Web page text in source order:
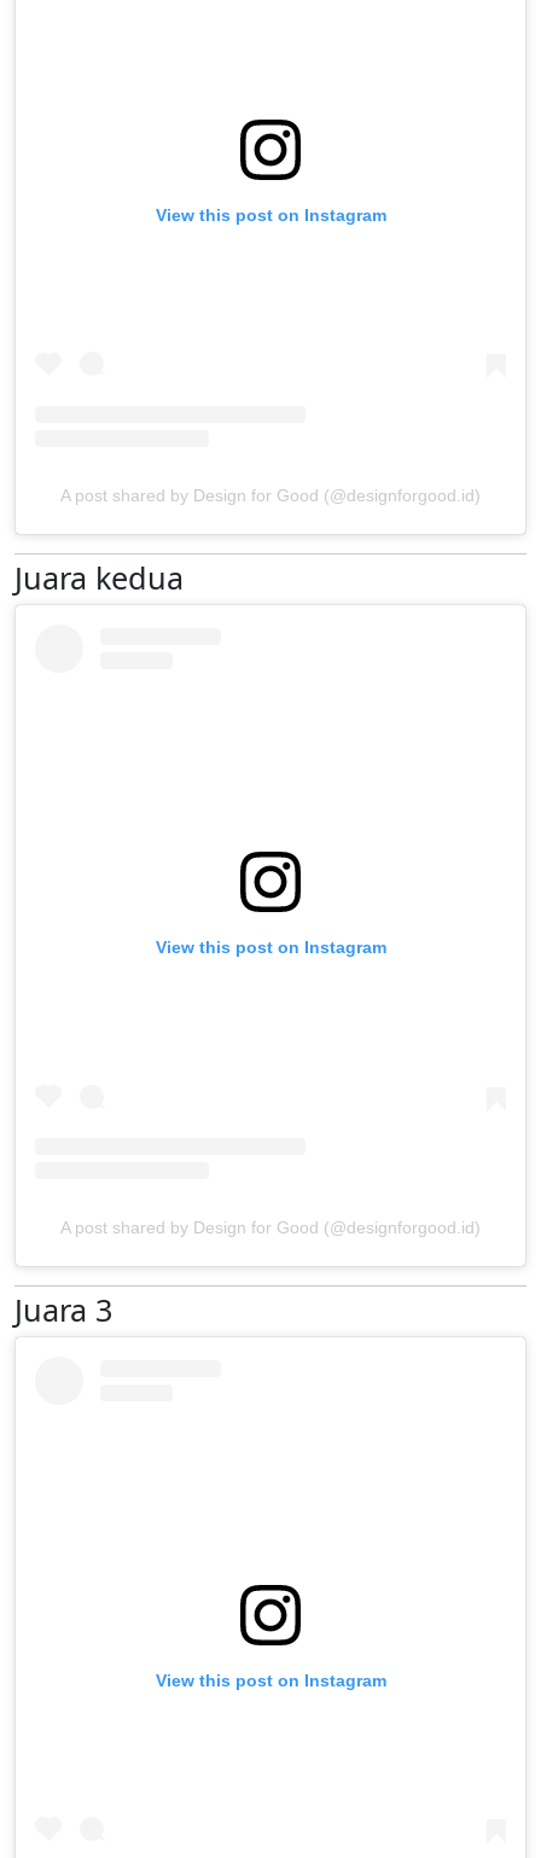
View this post on Instagram
A post shared by Design for Good (@designforgood.id)
Juara kedua
View this post on Instagram
A post shared by Design for Good (@designforgood.id)
Juara 3
View this post on Instagram